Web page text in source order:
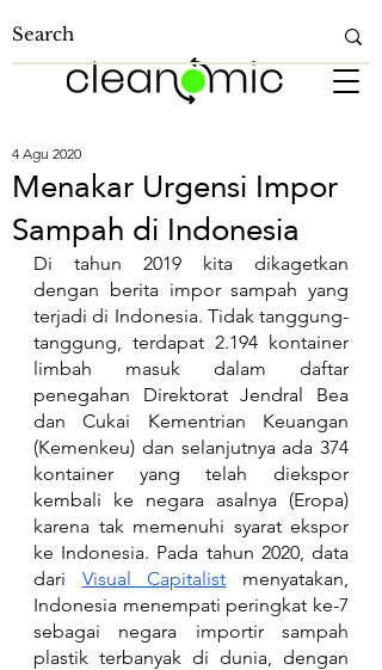
Menakar Urgensi Impor
Sampah di Indonesia
4 Agu 2020
Di tahun 2019 kita dikagetkan
dengan berita impor sampah yang
terjadi di Indonesia. Tidak tanggung-
tanggung, terdapat 2.194 kontainer
limbah masuk dalam daftar
penegahan Direktorat Jendral Bea
dan Cukai Kementrian Keuangan
(Kemenkeu) dan selanjutnya ada 374
kontainer yang telah diekspor
kembali ke negara asalnya (Eropa)
karena tak memenuhi syarat ekspor
ke Indonesia. Pada tahun 2020, data
dari Visual Capitalist menyatakan,
Indonesia menempati peringkat ke-7
sebagai negara importir sampah
plastik terbanyak di dunia, dengan